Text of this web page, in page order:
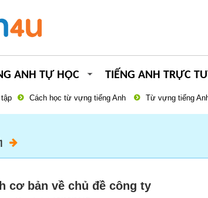
ANH TỰ HỌC TIẾNG ANH TRỰC
Cách học từ vựng tiếng Anh Từ vựng tiếng
cơ bản về chủ đề công ty